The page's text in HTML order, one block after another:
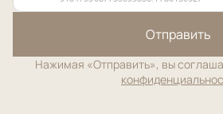
Отправить
Нажимая «Отправить», вы